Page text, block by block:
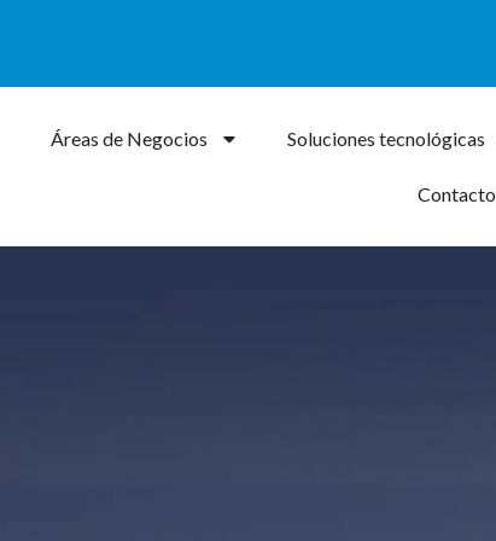
Áreas de Negocios Soluciones tecnológicas
Contacto